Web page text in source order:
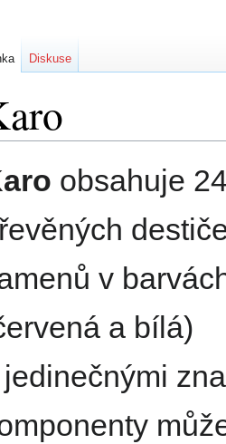
obsahuje
v
a bílá)
Diskuse